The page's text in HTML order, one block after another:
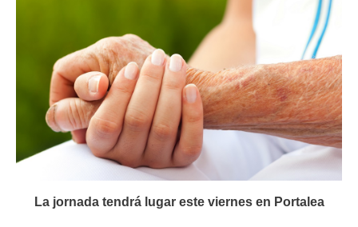
La jornada tendrá lugar este viernes en Portalea